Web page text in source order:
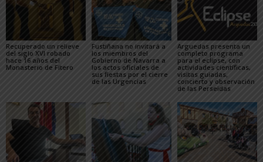
Recuperado un relieve
del siglo XVI robado
hace 16 años del
Monasterio de Fitero
Fustiñana no invitará a
los miembros del
Gobierno de Navarra a
los actos oficiales de
sus fiestas por el cierre
de las Urgencias
Arguedas presenta un
completo programa
para el eclipse, con
actividades científicas,
visitas guiadas,
concierto y observación
de las Perseidas